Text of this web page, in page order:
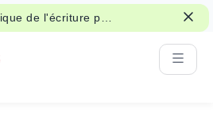
de l'écriture peut
et